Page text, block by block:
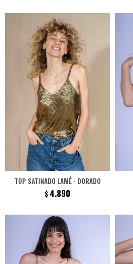
TOP SATINADO LAMÉ - DORADO
$ 4.890